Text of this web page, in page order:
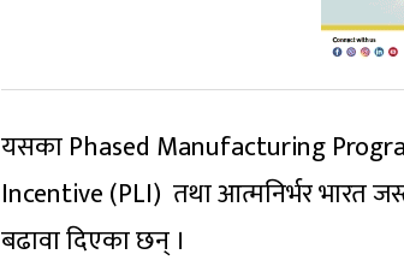
यसका Phased Manufacturing
Incentive (PLI) तथा आत्मनिर्भर भारत
बढावा दिएका छन् ।